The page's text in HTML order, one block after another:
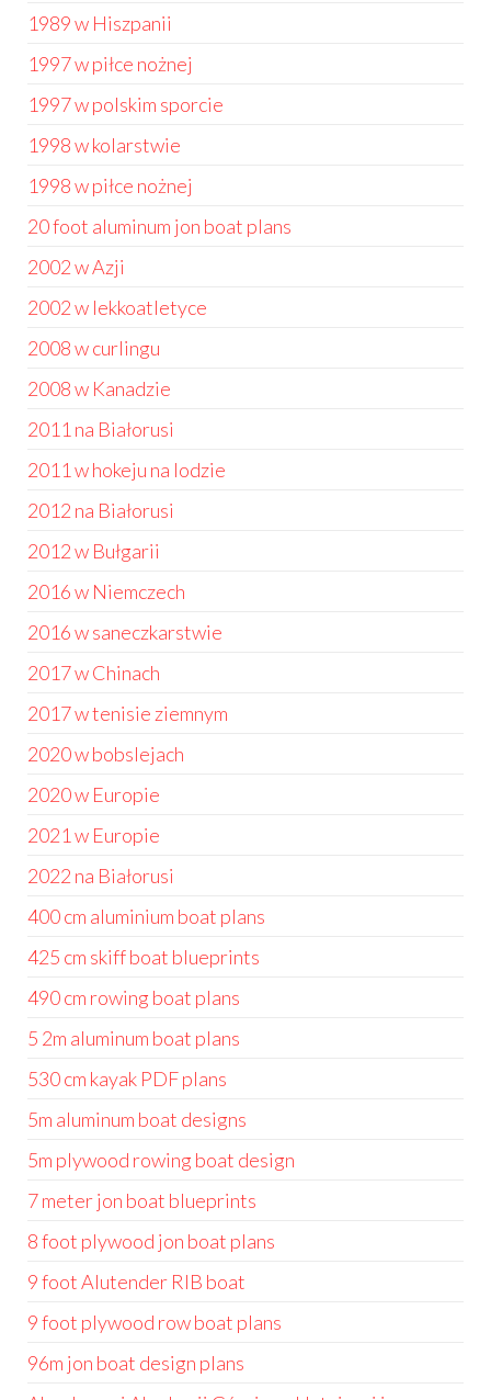
1989 w Hiszpanii
1997 w piłce nożnej
1997 w polskim sporcie
1998 w kolarstwie
1998 w piłce nożnej
20 foot aluminum jon boat plans
2002 w Azji
2002 w lekkoatletyce
2008 w curlingu
2008 w Kanadzie
2011 na Białorusi
2011 w hokeju na lodzie
2012 na Białorusi
2012 w Bułgarii
2016 w Niemczech
2016 w saneczkarstwie
2017 w Chinach
2017 w tenisie ziemnym
2020 w bobslejach
2020 w Europie
2021 w Europie
2022 na Białorusi
400 cm aluminium boat plans
425 cm skiff boat blueprints
490 cm rowing boat plans
5 2m aluminum boat plans
530 cm kayak PDF plans
5m aluminum boat designs
5m plywood rowing boat design
7 meter jon boat blueprints
8 foot plywood jon boat plans
9 foot Alutender RIB boat
9 foot plywood row boat plans
96m jon boat design plans